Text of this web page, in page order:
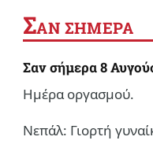
ΣΑΝ ΣΗΜΕΡΑ
Σαν σήμερα 8
Ημέρα οργασμού.
Νεπάλ: Γιορτή